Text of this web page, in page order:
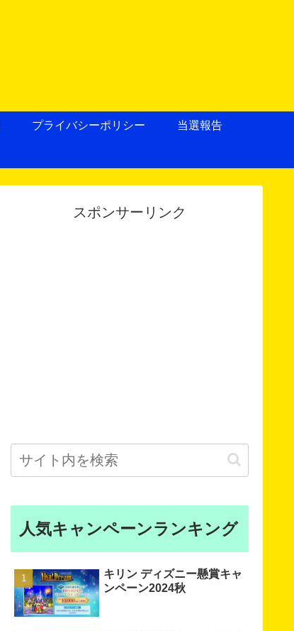
プライバシーポリシー 当選報告
スポンサーリンク
人気キャンペーンランキング
キリン ディズニー懸賞キャ
ンペーン2024秋